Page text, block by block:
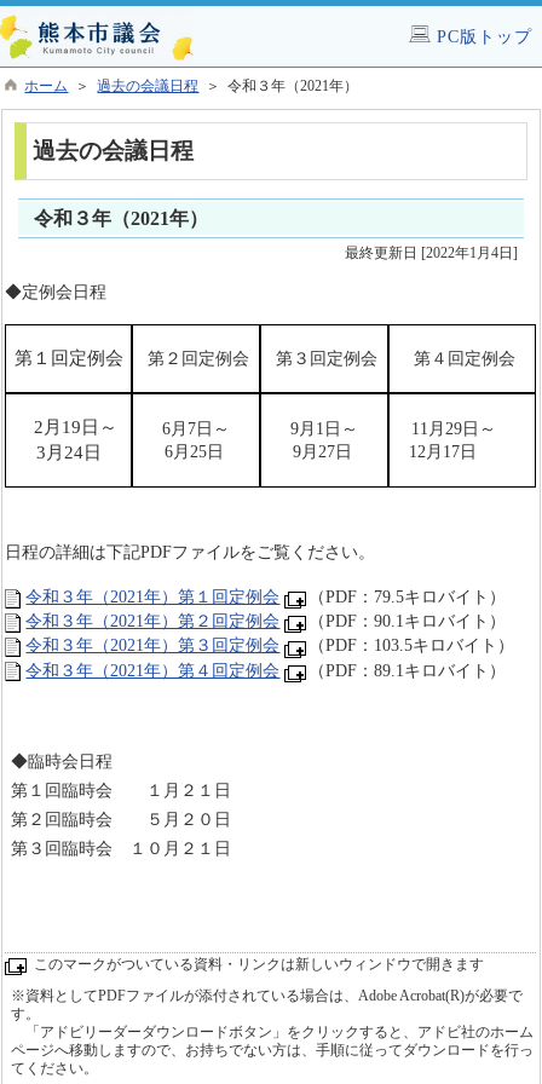
PC版トップ
ホーム ＞過去の会議日程 ＞ 令和３年（2021年）
過去の会議日程
令和３年（2021年）
最終更新日 [2022年1月4日]
◆定例会日程
第１回定例会 第２回定例会 第３回定例会 第４回定例会
2月19日 ～
3月24日
6月7日～
6月25日
9月1日～
9月27日
11月29日～
12月17日
日程の詳細は下記PDFファイルをご覧ください。
令和３年（2021年）第１回定例会
（PDF：79.5キロバイト）
令和３年（2021年）第２回定例会
（PDF：90.1キロバイト）
令和３年（2021年）第３回定例会
（PDF：103.5キロバイト）
令和３年（2021年）第４回定例会
（PDF：89.1キロバイト）
◆臨時会日程
第１回臨時会 １月２１日
第２回臨時会 ５月２０日
第３回臨時会 １０月２１日
このマークがついている資料・リンクは新しいウィンドウで開きます
※資料としてPDFファイルが添付されている場合は、Adobe Acrobat(R)が必要で
す。
「アドビリーダーダウンロードボタン」をクリックすると、アドビ社のホーム
ページへ移動しますので、お持ちでない方は、手順に従ってダウンロードを行っ
てください。